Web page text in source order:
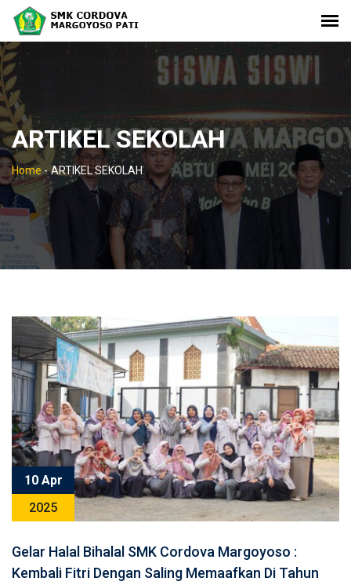
ARTIKEL SEKOLAH
Home - ARTIKEL SEKOLAH
10 Apr
2025
Gelar Halal Bihalal SMK Cordova Margoyoso :
Kembali Fitri Dengan Saling Memaafkan Di Tahun